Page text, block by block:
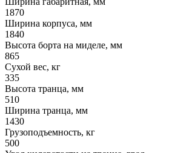
1870
Ширина корпуса, мм
1840
Высота борта на миделе, мм
865
Сухой вес, кг
335
Высота транца, мм
510
Ширина транца, мм
1430
Грузоподъемность, кг
500